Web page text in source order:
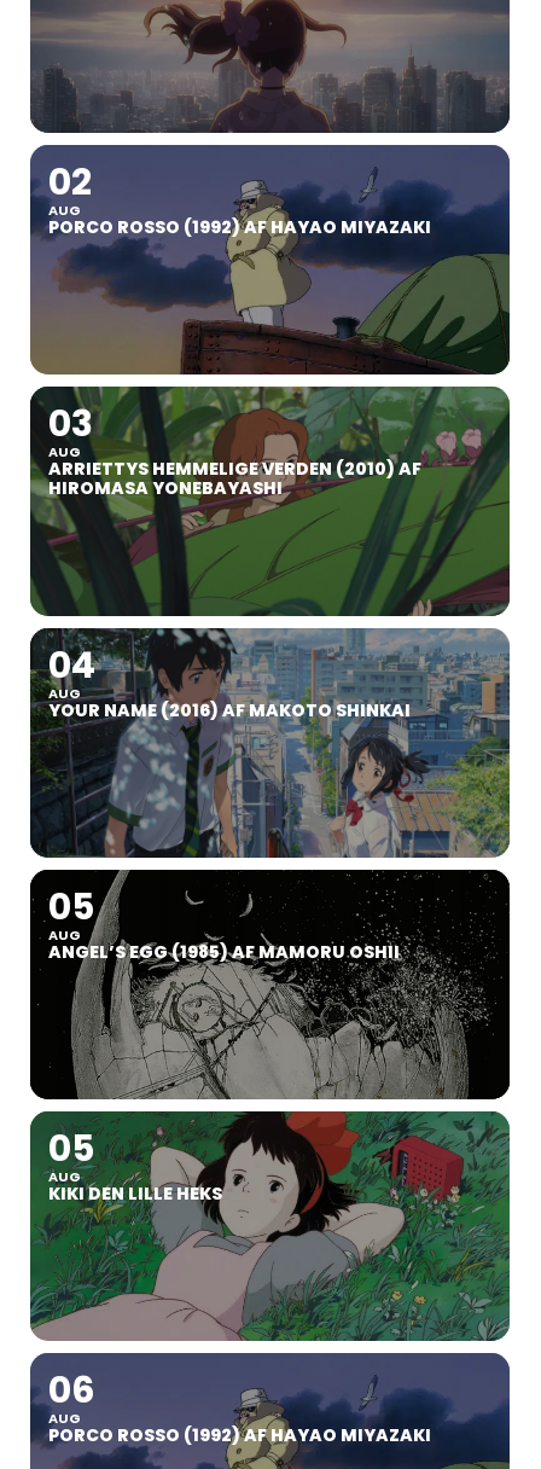
02
AUG
PORCO ROSSO (1992) AF HAYAO MIYAZAKI
03
AUG
ARRIETTYS HEMMELIGE VERDEN (2010) AF
HIROMASA YONEBAYASHI
04
AUG
YOUR NAME (2016) AF MAKOTO SHINKAI
05
AUG
ANGEL’S EGG (1985) AF MAMORU OSHII
05
AUG
KIKI DEN LILLE HEKS
06
AUG
PORCO ROSSO (1992) AF HAYAO MIYAZAKI